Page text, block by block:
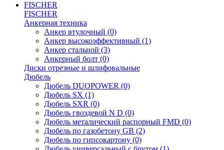
FISCHER
FISCHER
Анкерная техника
Анкер втулочный (0)
Анкер высокоэффективный (1)
Анкер стальной (3)
Анкерный болт (0)
Диски отрезные и шлифовальные
Дюбель
Дюбель DUOPOWER (0)
Дюбель SX (1)
Дюбель SXR (0)
Дюбель гвоздевой N D (0)
Дюбель металический распорный FMD (0)
Дюбель по газобетону GB (2)
Дюбель по гипсокартону (0)